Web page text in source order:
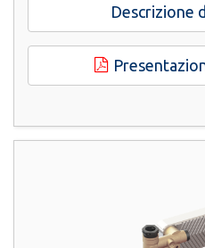
Descrizione